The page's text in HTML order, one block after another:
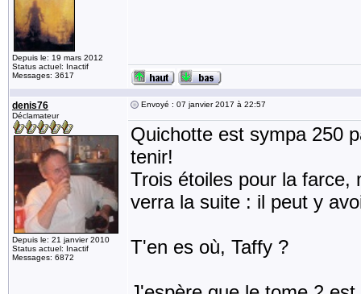
Depuis le: 19 mars 2012
Status actuel: Inactif
Messages: 3617
denis76
Déclamateur
Depuis le: 21 janvier 2010
Status actuel: Inactif
Messages: 6872
Envoyé : 07 janvier 2017 à 22:57
Quichotte est sympa 250
tenir!
Trois étoiles pour la farce,
verra la suite : il peut y
T'en es où, Taffy ?